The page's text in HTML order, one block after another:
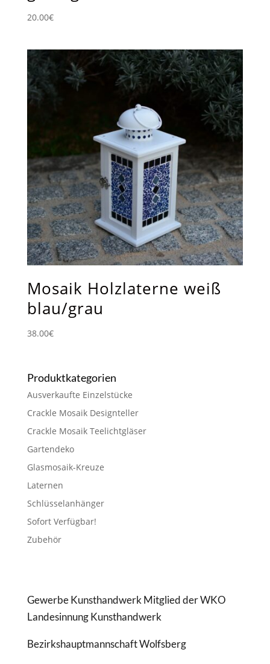
20.00€
Mosaik Holzlaterne weiß
blau/grau
38.00€
Produktkategorien
Ausverkaufte Einzelstücke
Crackle Mosaik Designteller
Crackle Mosaik Teelichtgläser
Gartendeko
Glasmosaik-Kreuze
Laternen
Schlüsselanhänger
Sofort Verfügbar!
Zubehör
Gewerbe Kunsthandwerk Mitglied der WKO
Landesinnung Kunsthandwerk
Bezirkshauptmannschaft Wolfsberg